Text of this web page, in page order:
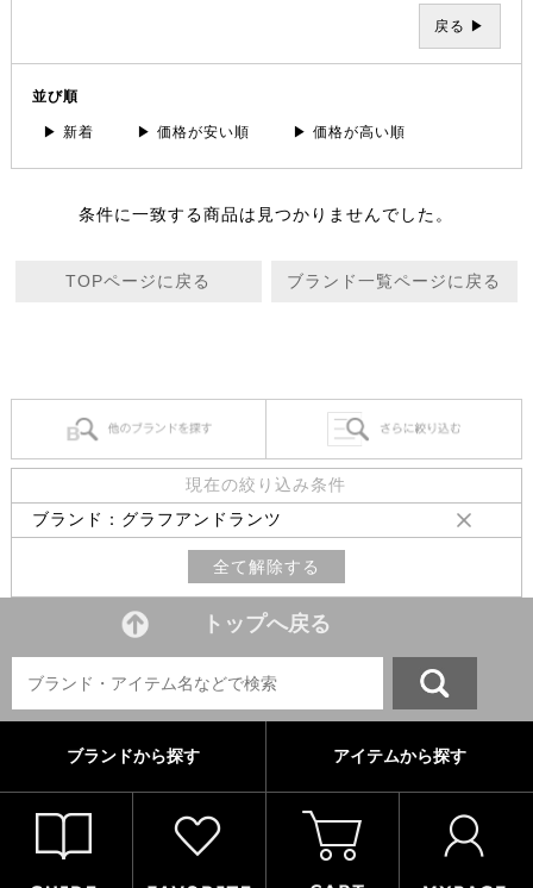
戻る ▶
並び順
▶ 新着 ▶ 価格が安い順 ▶ 価格が高い順
条件に一致する商品は見つかりませんでした。
TOPページに戻る ブランド一覧ページに戻る
現在の絞り込み条件
ブランド：グラフアンドランツ
全て解除する
トップへ戻る
ブランドから探す アイテムから探す